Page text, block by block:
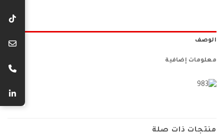
الوصف
معلومات إضافية
منتجات ذات صلة